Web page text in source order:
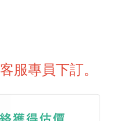
客服專員下訂。